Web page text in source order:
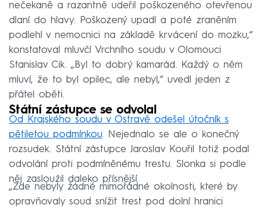
nečekaně a razantně udeřil poškozeného otevřenou
dlaní do hlavy. Poškozený upadl a poté zraněním
podlehl v nemocnici na základě krvácení do mozku,“
konstatoval mluvčí Vrchního soudu v Olomouci
Stanislav Cik. „Byl to dobrý kamarád. Každý o něm
mluví, že to byl opilec, ale nebyl,“ uvedl jeden z
přátel oběti.
Státní zástupce se odvolal
Od Krajského soudu v Ostravě odešel útočník s
pětiletou podmínkou. Nejednalo se ale o konečný
rozsudek. Státní zástupce Jaroslav Kouřil totiž podal
odvolání proti podmíněnému trestu. Slonka si podle
něj zasloužil daleko přísnější.
„Zde nebyly žádné mimořádné okolnosti, které by
opravňovaly soud snížit trest pod dolní hranici